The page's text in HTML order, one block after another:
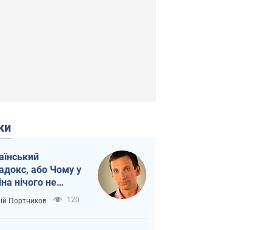
або Чому у
нічого не
з Україною
Портников 120